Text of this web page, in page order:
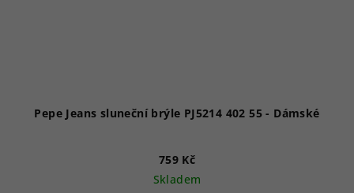
Pepe Jeans sluneční brýle PJ5214 402 55 - Dámské
759 Kč
Skladem